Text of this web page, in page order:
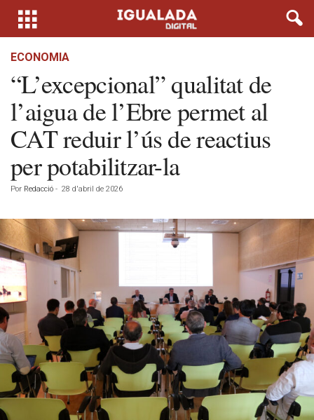
ECONOMIA
“L’excepcional” qualitat de
l’aigua de l’Ebre permet al
CAT reduir l’ús de reactius
per potabilitzar-la
Por Redacció - 28 d'abril de 2026